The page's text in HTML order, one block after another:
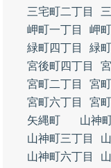
三宅町二丁目
岬町一丁目
岬
緑町四丁目
緑
宮後町四丁目
宮町二丁目
宮
宮町六丁目
宮
矢縄町
山神
山神町三丁目
山神町六丁目